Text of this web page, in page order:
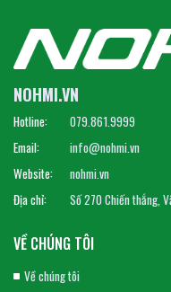
NOHMI.VN
Hotline:
079.861.9999
Email:
info@nohmi.vn
Website:
nohmi.vn
Địa chỉ:
Số 270 Chiến thắng,
VỀ CHÚNG TÔI
Về chúng tôi